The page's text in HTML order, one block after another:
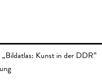
Kunst in der DDR”